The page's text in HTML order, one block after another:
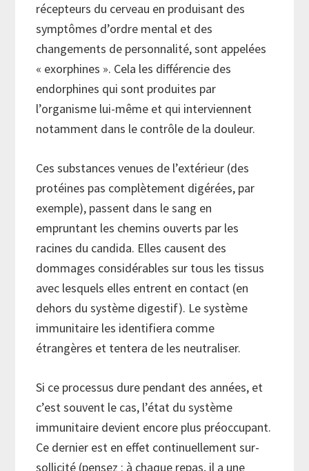
récepteurs du cerveau en produisant des
symptômes d’ordre mental et des
changements de personnalité, sont appelées
« exorphines ». Cela les différencie des
endorphines qui sont produites par
l’organisme lui-même et qui interviennent
notamment dans le contrôle de la douleur.
Ces substances venues de l’extérieur (des
protéines pas complètement digérées, par
exemple), passent dans le sang en
empruntant les chemins ouverts par les
racines du candida. Elles causent des
dommages considérables sur tous les tissus
avec lesquels elles entrent en contact (en
dehors du système digestif). Le système
immunitaire les identifiera comme
étrangères et tentera de les neutraliser.
Si ce processus dure pendant des années, et
c’est souvent le cas, l’état du système
immunitaire devient encore plus préoccupant.
Ce dernier est en effet continuellement sur-
sollicité (pensez : à chaque repas, il a une